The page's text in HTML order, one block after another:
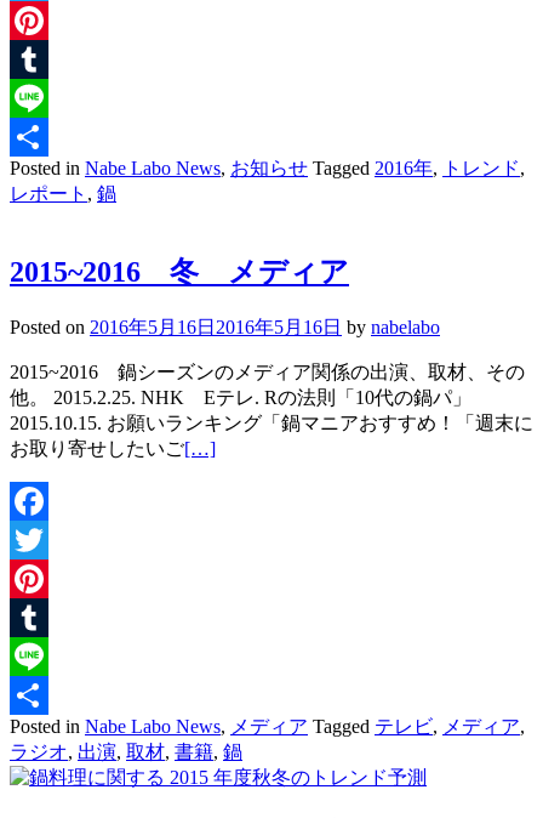
Twitter
Pinterest
Tumblr
Line
共
Posted in Nabe Labo News, お知らせ Tagged 2016年, トレンド,
レポート , 鍋
2015~2016 冬 メディア
Posted on 2016年5月16日 2016年5月16日 by nabelabo
2015~2016 鍋シーズンのメディア関係の出演、取材、その
他。 2015.2.25. NHK Eテレ. Rの法則「10代の鍋パ」
2015.10.15. お願いランキング「鍋マニアおすすめ！「週末に
お取り寄せしたいご[…]
Facebook
Twitter
Pinterest
Tumblr
Line
共
有
Posted in Nabe Labo News, メディア Tagged テレビ, メディア,
ラジオ, 出演, 取材, 書籍, 鍋